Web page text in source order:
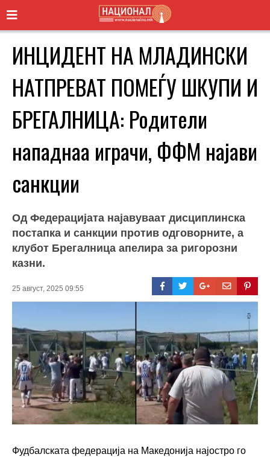
ИНЦИДЕНТ НА МЛАДИНСКИ
НАТПРЕВАТ ПОМЕЃУ ШКУПИ И
БРЕГАЛНИЦА: Родители
нападнаа играчи, ФФМ најави
санкции
Од Федерацијата најавуваат дисциплинска
постапка и санкции против одговорните, а
клубот Брегалница апелира за ригорозни
казни.
25 август, 2025 09:55
Фудбалската федерација на Македонија најостро го